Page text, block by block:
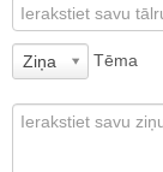
Ziņa Tēma